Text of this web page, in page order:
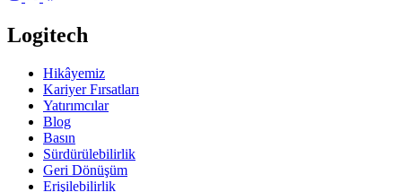
Logitech
Hikâyemiz
Kariyer Fırsatları
Yatırımcılar
Blog
Basın
Sürdürülebilirlik
Geri Dönüşüm
Erişilebilirlik